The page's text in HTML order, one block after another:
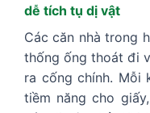
dễ tích tụ dị vật
Các căn nhà trong
thống ống thoát đi
ra cống chính. Mỗi
tiềm năng cho